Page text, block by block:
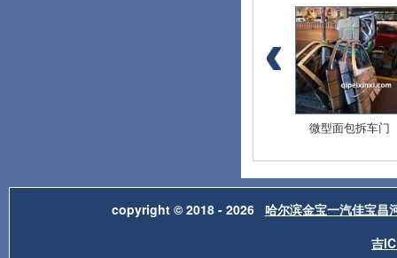
微型面包拆车门
copyright © 2018 - 2026 哈尔滨金宝一汽佳宝昌
吉